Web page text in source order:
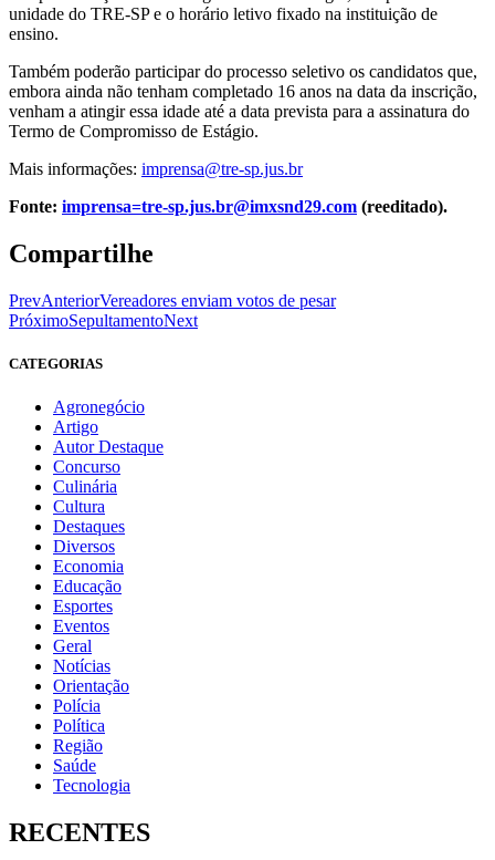
unidade do TRE-SP e o horário letivo fixado na instituição de
ensino.
Também poderão participar do processo seletivo os candidatos que,
embora ainda não tenham completado 16 anos na data da inscrição,
venham a atingir essa idade até a data prevista para a assinatura do
Termo de Compromisso de Estágio.
Mais informações: imprensa@tre-sp.jus.br
Fonte: imprensa=tre-sp.jus.br@imxsnd29.com (reeditado).
Compartilhe
PrevAnteriorVereadores enviam votos de pesar
PróximoSepultamentoNext
CATEGORIAS
Agronegócio
Artigo
Autor Destaque
Concurso
Culinária
Cultura
Destaques
Diversos
Economia
Educação
Esportes
Eventos
Geral
Notícias
Orientação
Polícia
Política
Região
Saúde
Tecnologia
RECENTES